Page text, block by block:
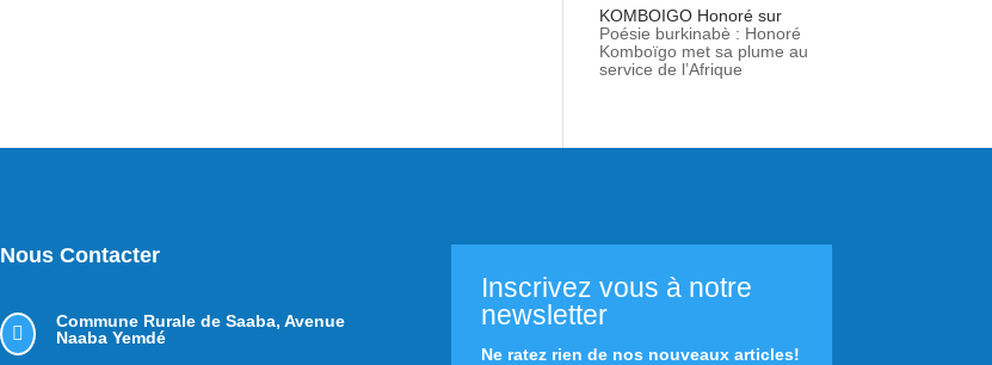
KOMBOIGO Honoré sur
Poésie burkinabè : Honoré
Komboïgo met sa plume au
service de l’Afrique
Nous Contacter

Commune Rurale de Saaba, Avenue
Naaba Yemdé
Inscrivez vous à notre
newsletter
Ne ratez rien de nos nouveaux articles!